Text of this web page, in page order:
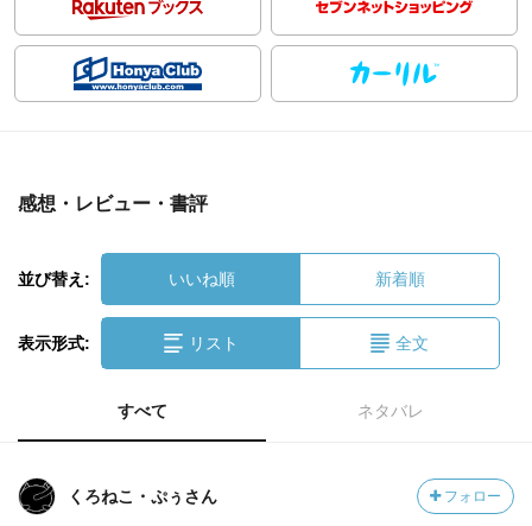
感想・レビュー・書評
並び替え: いいね順 新着順
表示形式: リスト 全文
すべて ネタバレ
くろねこ・ぷぅさん フォロー